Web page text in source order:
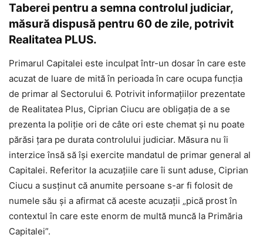
Taberei pentru a semna controlul judiciar,
măsură dispusă pentru 60 de zile, potrivit
Realitatea PLUS.
Primarul Capitalei este inculpat într-un dosar în care este
acuzat de luare de mită în perioada în care ocupa funcția
de primar al Sectorului 6. Potrivit informațiilor prezentate
de Realitatea Plus, Ciprian Ciucu are obligația de a se
prezenta la poliție ori de câte ori este chemat și nu poate
părăsi țara pe durata controlului judiciar. Măsura nu îi
interzice însă să își exercite mandatul de primar general al
Capitalei. Referitor la acuzațiile care îi sunt aduse, Ciprian
Ciucu a susținut că anumite persoane s-ar fi folosit de
numele său și a afirmat că aceste acuzații „pică prost în
contextul în care este enorm de multă muncă la Primăria
Capitalei”.